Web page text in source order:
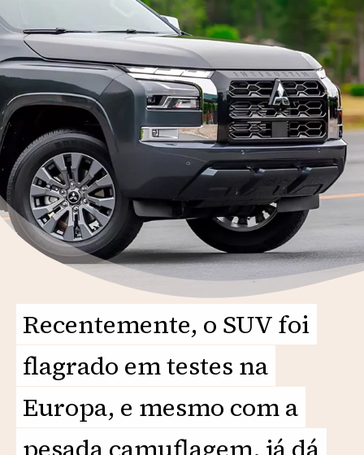
Recentemente, o SUV foi
flagrado em testes na
Europa, e mesmo com a
Recentemente, o SUV foi
flagrado em testes na
Europa, e mesmo com a